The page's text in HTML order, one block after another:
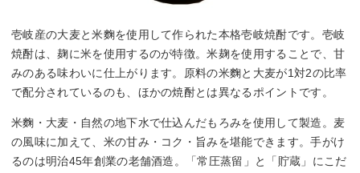
壱岐産の大麦と米麴を使用して作られた本格壱岐焼酎です。壱岐
焼酎は、麹に米を使用するのが特徴。米麹を使用することで、甘
みのある味わいに仕上がります。原料の米麴と大麦が1対2の比率
で配分されているのも、ほかの焼酎とは異なるポイントです。
米麴・大麦・自然の地下水で仕込んだもろみを使用して製造。麦
の風味に加えて、米の甘み・コク・旨みを堪能できます。手がけ
るのは明治45年創業の老舗酒造。「常圧蒸留」と「貯蔵」にこだ